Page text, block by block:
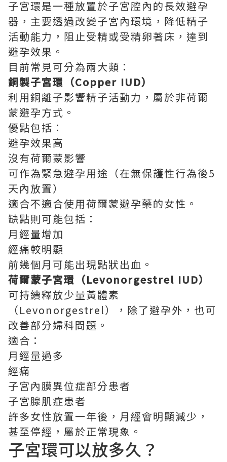
子宮環是一種放置於子宮腔內的長效避孕
器，主要透過改變子宮內環境，降低精子
活動能力，阻止受精或受精卵著床，達到
避孕效果。
目前常見可分為兩大類：
銅製子宮環（Copper IUD）
利用銅離子影響精子活動力，屬於非荷爾
蒙避孕方式。
優點包括：
避孕效果高
沒有荷爾蒙影響
可作為緊急避孕用途（在無保護性行為後5
天內放置）
適合不適合使用荷爾蒙避孕藥的女性。
缺點則可能包括：
月經量增加
經痛較明顯
前幾個月可能出現點狀出血。
荷爾蒙子宮環（Levonorgestrel IUD）
可持續釋放少量黃體素
（Levonorgestrel），除了避孕外，也可
改善部分婦科問題。
適合：
月經量過多
經痛
子宮內膜異位症部分患者
子宮腺肌症患者
許多女性放置一年後，月經會明顯減少，
甚至停經，屬於正常現象。
子宮環可以放多久？